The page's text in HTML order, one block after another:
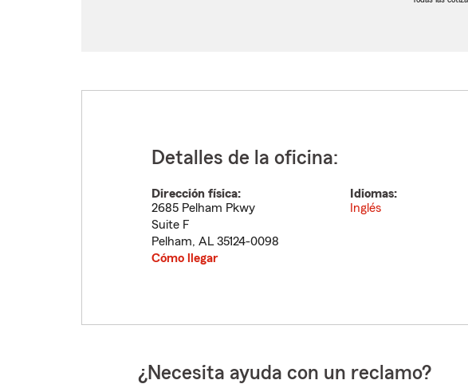
Detalles de la oficina:
Dirección física:
2685 Pelham Pkwy
Suite F
Pelham, AL 35124-0098
Cómo llegar
Idiomas:
Inglés
¿Necesita ayuda con un reclamo?